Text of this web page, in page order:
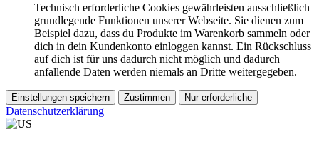
Technisch erforderliche Cookies gewährleisten ausschließlich
grundlegende Funktionen unserer Webseite. Sie dienen zum
Beispiel dazu, dass du Produkte im Warenkorb sammeln oder
dich in dein Kundenkonto einloggen kannst. Ein Rückschluss
auf dich ist für uns dadurch nicht möglich und dadurch
anfallende Daten werden niemals an Dritte weitergegeben.
Einstellungen speichern Zustimmen Nur erforderliche
Datenschutzerklärung